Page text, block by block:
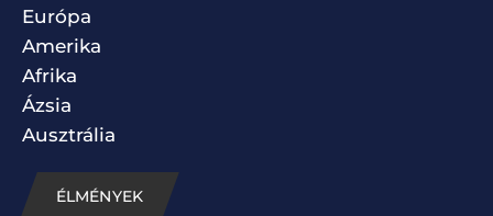
Európa
Amerika
Afrika
Ázsia
Ausztrália
ÉLMÉNYEK